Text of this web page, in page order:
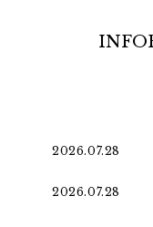
2026.07.28
2026.07.28